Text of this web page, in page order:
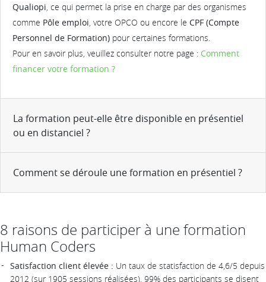
Qualiopi , ce qui permet la prise en charge par des organismes
comme Pôle emploi , votre OPCO ou encore le CPF (Compte
Personnel de Formation) pour certaines formations.
Pour en savoir plus, veuillez consulter notre page : Comment
financer votre formation ?
La formation peut-elle être disponible en présentiel
ou en distanciel ?
Comment se déroule une formation en présentiel ?
8 raisons de participer à une formation
Human Coders
Satisfaction client élevée : Un taux de statisfaction de 4,6/5 depuis
2012 (sur 1905 sessions réalisées). 99% des participants se disent